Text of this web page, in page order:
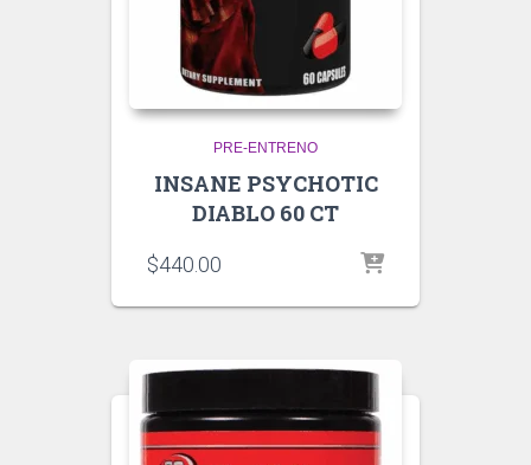
PRE-ENTRENO
INSANE PSYCHOTIC
DIABLO 60 CT
$440.00